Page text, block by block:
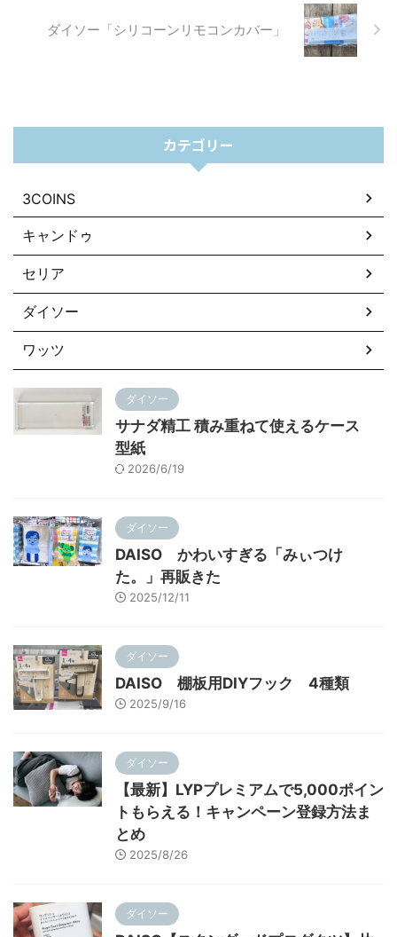
ダイソー「シリコーンリモコンカバー」
カテゴリー
3COINS
キャンドゥ
セリア
ダイソー
ワッツ
ダイソー
サナダ精工 積み重ねて使えるケース
型紙
2026/6/19
ダイソー
DAISO かわいすぎる「みぃつけ
た。」再販きた
2025/12/11
ダイソー
DAISO 棚板用DIYフック 4種類
2025/9/16
ダイソー
【最新】LYPプレミアムで5,000ポイン
トもらえる！キャンペーン登録方法ま
とめ
2025/8/26
ダイソー